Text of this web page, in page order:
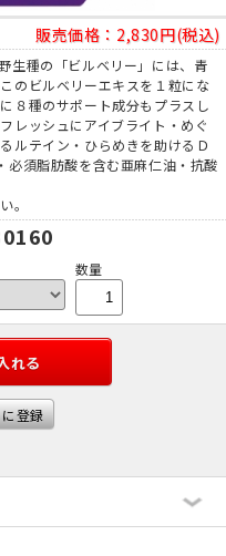
販売価格： 2,830円(税込)
生種の「ビルベリー」には、青
のビルベリーエキスを１粒にな
８種のサポート成分もプラスし
レッシュにアイブライト・めぐ
ルテイン・ひらめきを助けるＤ
必須脂肪酸を含む亜麻仁油・抗酸
。
数量
れる
登録